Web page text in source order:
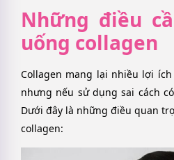
Những điều
uống collagen
Collagen mang lại nhiều lợi
nhưng nếu sử dụng sai cách
Dưới đây là những điều quan
collagen: